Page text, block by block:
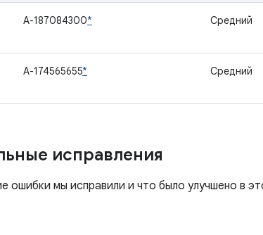
A-187084300* Средний
A-174565655* Средний
исправления
ошибки мы исправили и что было улучшено в